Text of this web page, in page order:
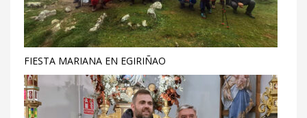
FIESTA MARIANA EN EGIRIÑAO